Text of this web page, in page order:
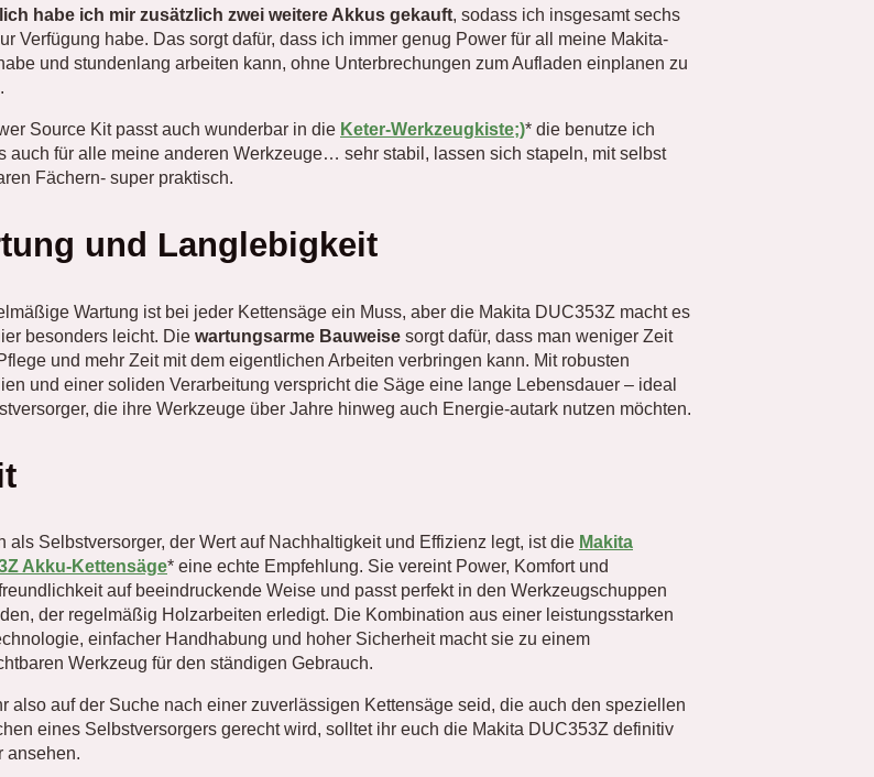
habe ich mir zusätzlich zwei weitere Akkus gekauft, sodass ich insgesamt sechs
Verfügung habe. Das sorgt dafür, dass ich immer genug Power für all meine Makita-
und stundenlang arbeiten kann, ohne Unterbrechungen zum Aufladen einplanen zu
Source Kit passt auch wunderbar in die Keter-Werkzeugkiste;)* die benutze ich
auch für alle meine anderen Werkzeuge… sehr stabil, lassen sich stapeln, mit selbst
Fächern- super praktisch.
und Langlebigkeit
Wartung ist bei jeder Kettensäge ein Muss, aber die Makita DUC353Z macht es
besonders leicht. Die wartungsarme Bauweise sorgt dafür, dass man weniger Zeit
und mehr Zeit mit dem eigentlichen Arbeiten verbringen kann. Mit robusten
und einer soliden Verarbeitung verspricht die Säge eine lange Lebensdauer – ideal
die ihre Werkzeuge über Jahre hinweg auch Energie-autark nutzen möchten.
als Selbstversorger, der Wert auf Nachhaltigkeit und Effizienz legt, ist die Makita
Akku-Kettensäge* eine echte Empfehlung. Sie vereint Power, Komfort und
auf beeindruckende Weise und passt perfekt in den Werkzeugschuppen
der regelmäßig Holzarbeiten erledigt. Die Kombination aus einer leistungsstarken
einfacher Handhabung und hoher Sicherheit macht sie zu einem
Werkzeug für den ständigen Gebrauch.
also auf der Suche nach einer zuverlässigen Kettensäge seid, die auch den speziellen
eines Selbstversorgers gerecht wird, solltet ihr euch die Makita DUC353Z definitiv
ansehen.